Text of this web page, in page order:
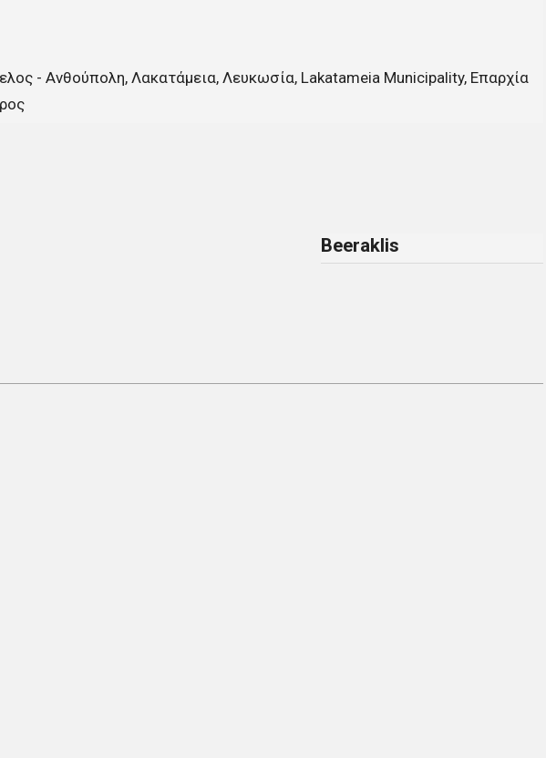
- Ανθούπολη, Λακατάμεια, Λευκωσία, Lakatameia Municipality, Επαρχία
Beeraklis